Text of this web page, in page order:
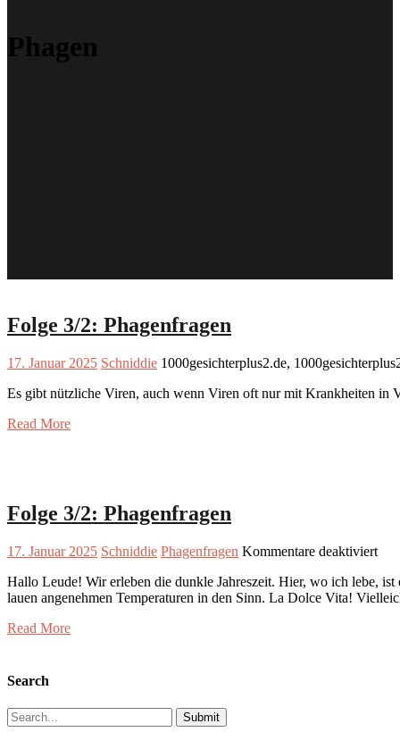
Phagen
Folge 3/2: Phagenfragen
17. Januar 2025 Schniddie 1000gesichterplus2.de,
Es gibt nützliche Viren, auch wenn Viren oft nur mit Krankheiten in
Read More
Folge 3/2: Phagenfragen
17. Januar 2025 Schniddie Phagenfragen Kommentare deaktiviertfür
3/2:
Hallo Leude! Wir erleben die dunkle Jahreszeit. Hier, wo ich lebe,
lauen angenehmen Temperaturen in den Sinn. La Dolce Vita!
Read More
Search
Search